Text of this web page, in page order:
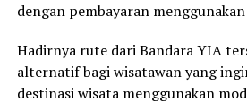
dengan pembayaran menggunakan
Hadirnya rute dari Bandara YIA
alternatif bagi wisatawan yang
destinasi wisata menggunakan